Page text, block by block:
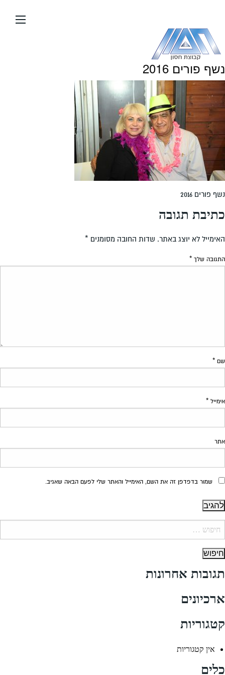
העמוד
נשף פורים 2016
נשף פורים 2016
כתיבת תגובה
האימייל לא יוצג באתר. שדות החובה מסומנים *
התגובה שלך *
שם *
אימייל *
אתר
שמור בדפדפן זה את השם, האימייל והאתר שלי לפעם הבאה שאגיב.
תגובות אחרונות
ארכיונים
קטגוריות
אין קטגוריות
כלים